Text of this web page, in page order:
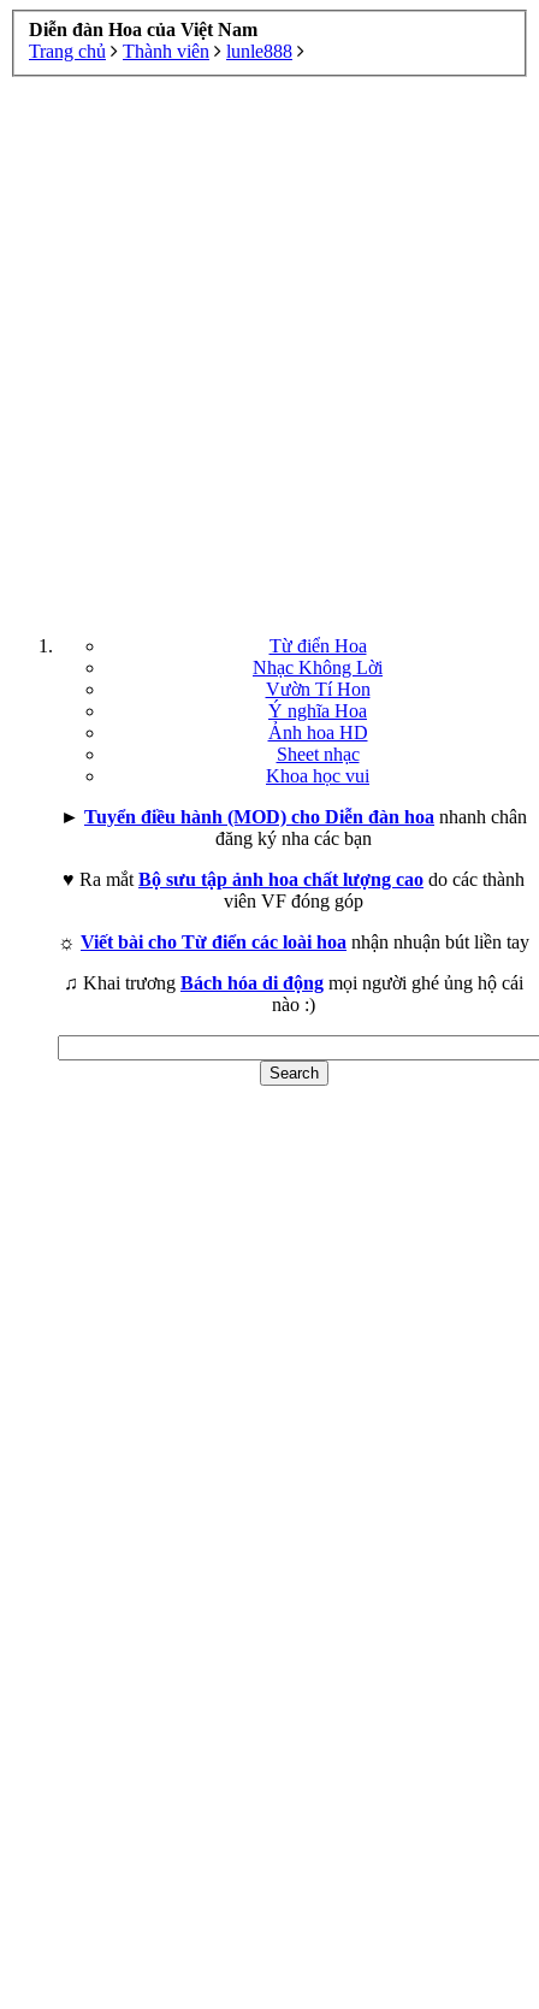
Diễn đàn Hoa của Việt Nam
Trang chủ
Thành viên lunle888
Từ điển Hoa
Nhạc Không Lời
Vườn Tí Hon
Ý nghĩa Hoa
Ảnh hoa HD
Sheet nhạc
Khoa học vui
► Tuyển điều hành (MOD) cho Diễn đàn hoa nhanh chân
đăng ký nha các bạn
♥ Ra mắt Bộ sưu tập ảnh hoa chất lượng cao do các thành
viên VF đóng góp
☼ Viết bài cho Từ điển các loài hoa nhận nhuận bút liền tay
♫ Khai trương Bách hóa di động mọi người ghé ủng hộ cái
nào :)